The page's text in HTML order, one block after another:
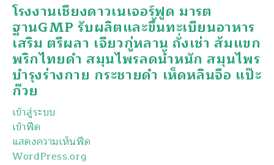
โรงงานเชียงดาวเนเจอร์ฟูด มารต
ฐานGMP รับผลิตและขึ้นทะเบียนอาหาร
เสริม ตรีผลา เจียวกู่หลาน ถั่งเช่า ส้มแขก
พริกไทยดำ สมุนไพรลดน้ำหนัก สมุนไพร
บำรุงร่างกาย กระชายดำ เห็ดหลินจือ แป๊ะ
ก๊วย
เข้าสู่ระบบ
เข้าฟีด
แสดงความเห็นฟีด
WordPress.org